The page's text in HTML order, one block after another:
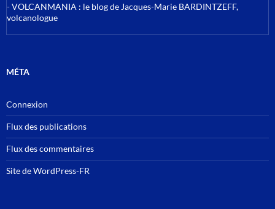
-VOLCANMANIA : le blog de Jacques-Marie BARDINTZEFF,
volcanologue
MÉTA
Connexion
Flux des publications
Flux des commentaires
Site de WordPress-FR